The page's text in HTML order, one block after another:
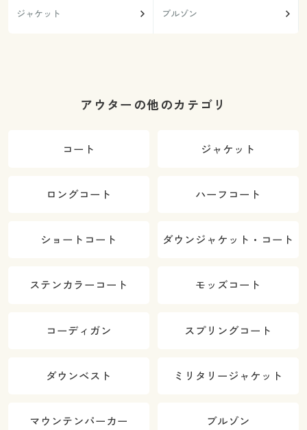
ジャケット ブルゾン
アウターの他のカテゴリ
コート ジャケット
ロングコート ハーフコート
ショートコート ダウンジャケット・コート
ステンカラーコート モッズコート
コーディガン スプリングコート
ダウンベスト ミリタリージャケット
マウンテンパーカー ブルゾン